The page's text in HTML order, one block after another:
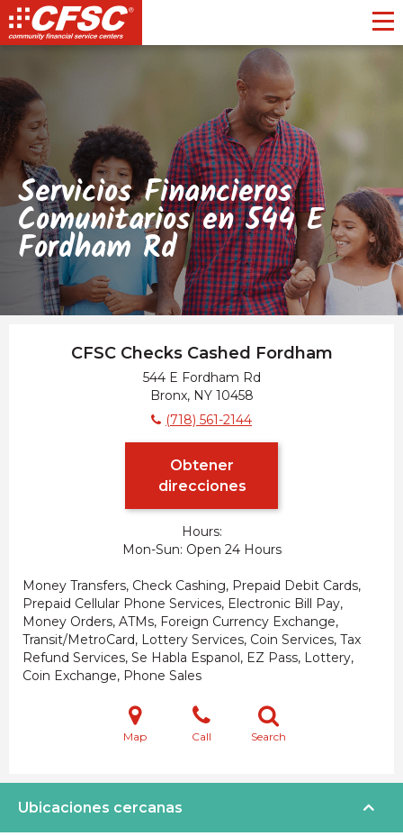
Servicios Financieros
Comunitarios en 544 E
Fordham Rd
CFSC Checks Cashed Fordham
544 E Fordham Rd
Bronx, NY 10458
(718) 561-2144
Obtener
direcciones
Hours:
Mon-Sun Open 24 Hours
Money Transfers, Check Cashing, Prepaid Debit Cards,
Prepaid Cellular Phone Services, Electronic Bill Pay,
Money Orders, ATMs, Foreign Currency Exchange,
Transit/MetroCard, Lottery Services, Coin Services, Tax
Refund Services, Se Habla Espanol, EZ Pass, Lottery,
Coin Exchange, Phone Sales
Map Call Search
Ubicaciones cercanas